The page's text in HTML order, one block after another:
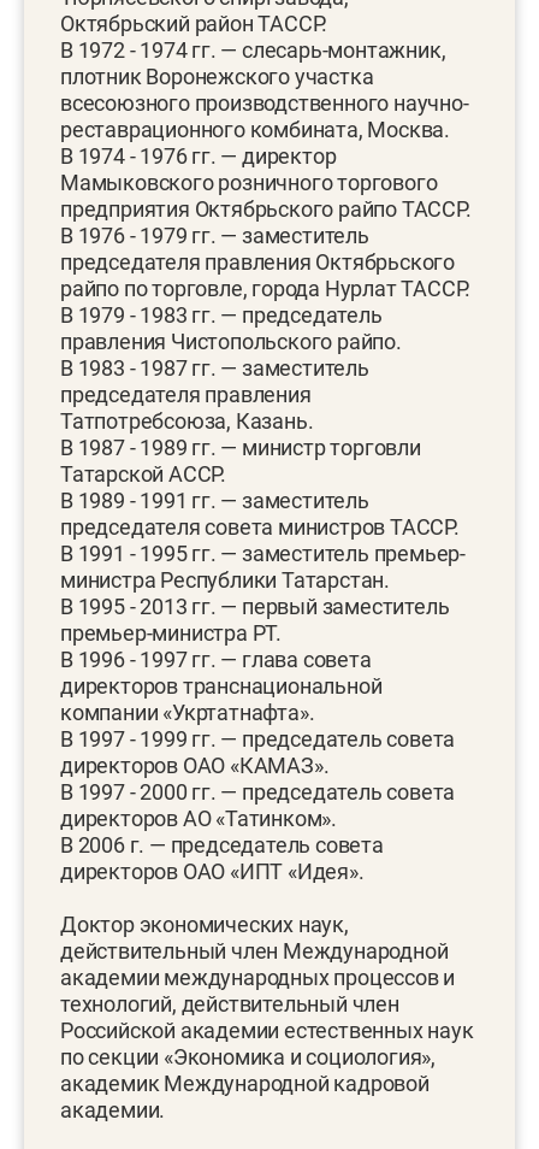
Октябрьский район ТАССР.
В 1972 - 1974 гг. — слесарь-монтажник,
плотник Воронежского участка
всесоюзного производственного научно-
реставрационного комбината, Москва.
В 1974 - 1976 гг. — директор
Мамыковского розничного торгового
предприятия Октябрьского райпо ТАССР.
В 1976 - 1979 гг. — заместитель
председателя правления Октябрьского
райпо по торговле, города Нурлат ТАССР.
В 1979 - 1983 гг. — председатель
правления Чистопольского райпо.
В 1983 - 1987 гг. — заместитель
председателя правления
Татпотребсоюза, Казань.
В 1987 - 1989 гг. — министр торговли
Татарской АССР.
В 1989 - 1991 гг. — заместитель
председателя совета министров ТАССР.
В 1991 - 1995 гг. — заместитель премьер-
министра Республики Татарстан.
В 1995 - 2013 гг. — первый заместитель
премьер-министра РТ.
В 1996 - 1997 гг. — глава совета
директоров транснациональной
компании «Укртатнафта».
В 1997 - 1999 гг. — председатель совета
директоров ОАО «КАМАЗ».
В 1997 - 2000 гг. — председатель совета
директоров АО «Татинком».
В 2006 г. — председатель совета
директоров ОАО «ИПТ «Идея».
Доктор экономических наук,
действительный член Международной
академии международных процессов и
технологий, действительный член
Российской академии естественных наук
по секции «Экономика и социология»,
академик Международной кадровой
академии.